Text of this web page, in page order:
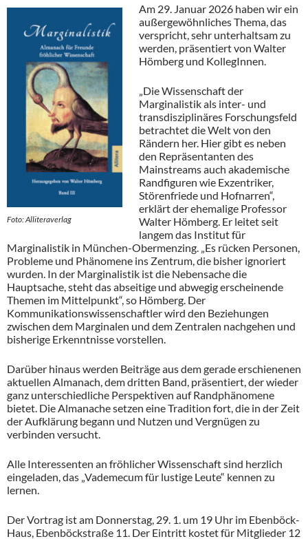
Foto: Alliteraverlag
Am 29. Januar 2026 haben wir ein
außergewöhnliches Thema, das
verspricht, sehr unterhaltsam zu
werden, präsentiert von Walter
Hömberg und KollegInnen.
„Die Wissenschaft der
Marginalistik als inter- und
transdisziplinäres Forschungsfeld
betrachtet die Welt von den
Rändern her. Hier gibt es neben
den Repräsentanten des
Mainstreams auch akademische
Randfiguren wie Exzentriker,
Störenfriede und Hofnarren“,
erklärt der ehemalige Professor
Walter Hömberg. Er leitet seit
langem das Institut für
Marginalistik in München-Obermenzing. „Es rücken Personen,
Probleme und Phänomene ins Zentrum, die bisher ignoriert
wurden. In der Marginalistik ist die Nebensache die
Hauptsache, steht das abseitige und abwegig erscheinende
Themen im Mittelpunkt“, so Hömberg. Der
Kommunikationswissenschaftler wird den Beziehungen
zwischen dem Marginalen und dem Zentralen nachgehen und
bisherige Erkenntnisse vorstellen.
Darüber hinaus werden Beiträge aus dem gerade erschienenen
aktuellen Almanach, dem dritten Band, präsentiert, der wieder
ganz unterschiedliche Perspektiven auf Randphänomene
bietet. Die Almanache setzen eine Tradition fort, die in der Zeit
der Aufklärung begann und Nutzen und Vergnügen zu
verbinden versucht.
Alle Interessenten an fröhlicher Wissenschaft sind herzlich
eingeladen, das „Vademecum für lustige Leute“ kennen zu
lernen.
Der Vortrag ist am Donnerstag, 29. 1. um 19 Uhr im Ebenböck-
Haus, Ebenböckstraße 11. Der Eintritt kostet für Mitglieder 12